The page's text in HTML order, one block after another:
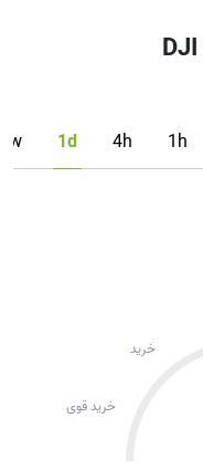
1h
4h
1d
1w
خرید
خرید قوی